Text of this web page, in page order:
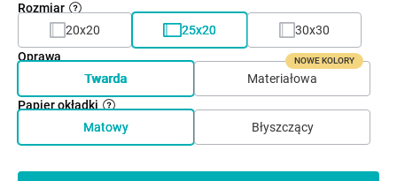
Rozmiar
20x20
25x20
30x30
Oprawa
Twarda
Materiałowa
NOWE KOLORY
Papier okładki
Matowy
Błyszczący